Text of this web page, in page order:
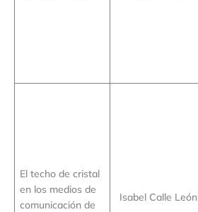
El techo de cristal
en los medios de
comunicación de
Isabel Calle León